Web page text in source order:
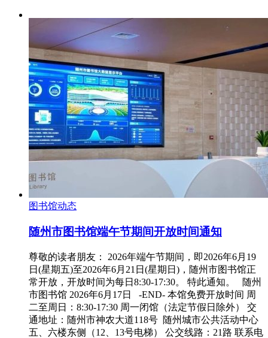
图书馆动态
随州市图书馆端午节期间开放时间通知
尊敬的读者朋友： 2026年端午节期间，即2026年6月19
日(星期五)至2026年6月21日(星期日)，随州市图书馆正
常开放，开放时间为每日8:30-17:30。 特此通知。 随州
市图书馆 2026年6月17日 -END- 本馆免费开放时间 周
二至周日：8:30-17:30 周一闭馆（法定节假日除外） 交
通地址：随州市神农大道118号 随州城市公共活动中心
五、六楼东侧（12、13号电梯） 公交线路：21路 联系电